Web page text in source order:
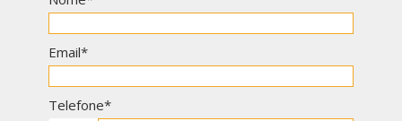
Email*
Telefone*